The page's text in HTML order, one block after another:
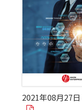
2021年08月27日